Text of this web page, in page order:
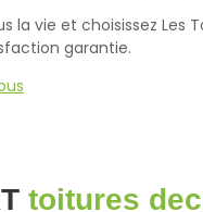
la vie et choisissez Les
garantie.
toitures